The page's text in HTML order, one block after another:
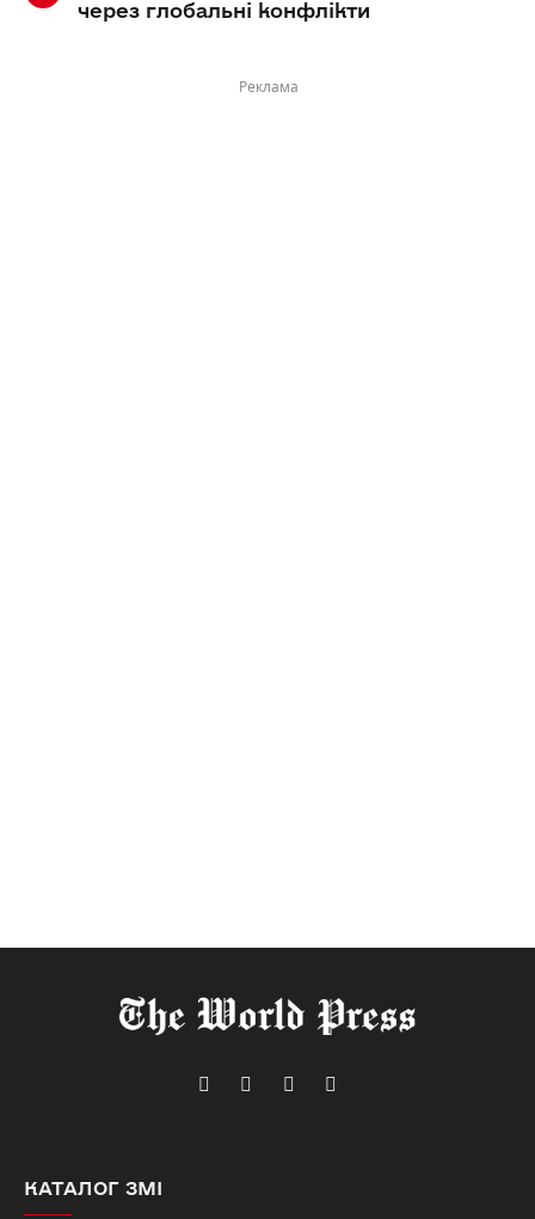
через глобальні конфлікти
Реклама
TelegramFacebookInstagram
X
КАТАЛОГ ЗМІ